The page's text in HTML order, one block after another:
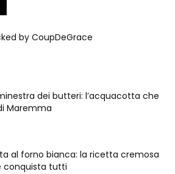
by CoupDeGrace
dei butteri: l’acquacotta che
Maremma
al forno bianca: la ricetta cremosa
conquista tutti